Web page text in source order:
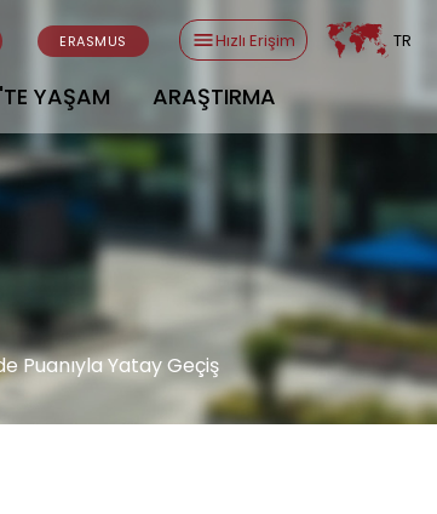
ERASMUS Hızlı Erişim TR
YAŞAM
ARAŞTIRMA
Puanıyla Yatay Geçiş